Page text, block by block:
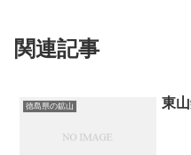
関連記事
徳島県の鉱山 東